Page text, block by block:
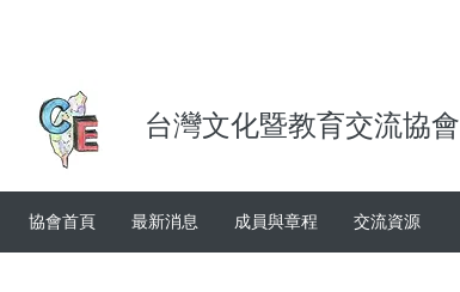
台灣文化暨教育交流協會
協會首頁 最新消息 成員與章程 交流資源